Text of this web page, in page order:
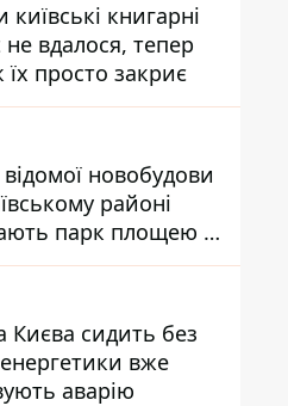
київські книгарні
не вдалося, тепер
їх просто закриє
новобудови
районі
парк площею в
Києва сидить без
енергетики вже
аварію